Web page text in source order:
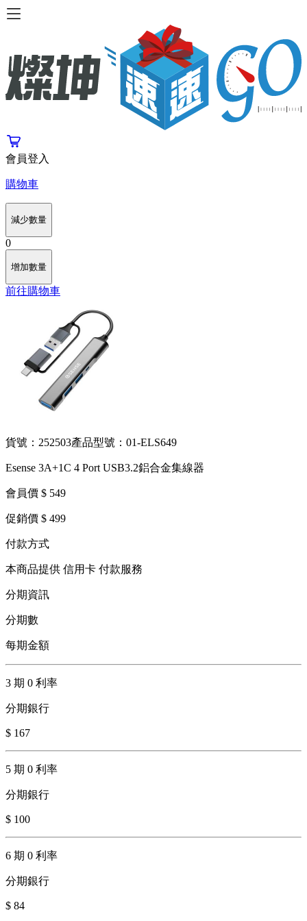
會員登入
購物車
減少數量
0
增加數量
前往購物車
貨號：252503產品型號：01-ELS649
Esense 3A+1C 4 Port USB3.2鋁合金集線器
會員價 $ 549
促銷價 $ 499
付款方式
本商品提供 信用卡 付款服務
分期資訊
分期數
每期金額
3 期 0 利率
分期銀行
$ 167
5 期 0 利率
分期銀行
$ 100
6 期 0 利率
分期銀行
$ 84